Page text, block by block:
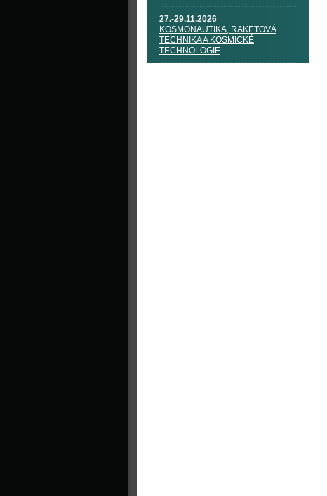
27.-29.11.2026
KOSMONAUTIKA, RAKETOVÁ
TECHNIKA A KOSMICKÉ
TECHNOLOGIE